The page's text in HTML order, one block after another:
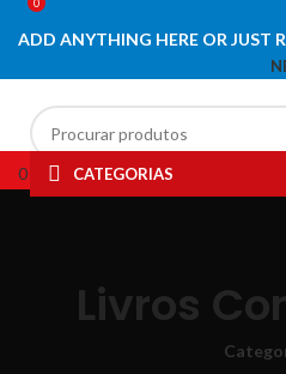
ADD ANYTHING HERE OR JUST
0
Lista de desejos
Menu
0
CATEGORIAS
Livros